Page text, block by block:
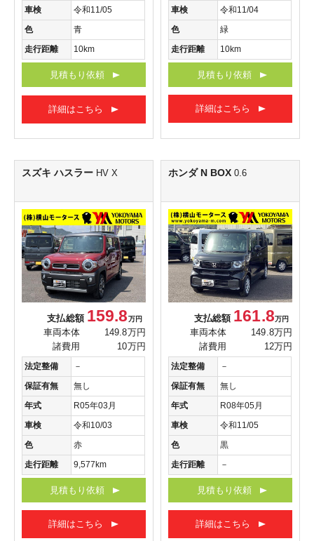
車検
令和11/05
色
青
走行距離
10km
見積もり依頼
詳細はこちら
車検
令和11/04
色
緑
走行距離
10km
見積もり依頼
詳細はこちら
スズキ ハスラー HV X
支払総額 159.8万円
車両本体
149.8万円
諸費用
10万円
法定整備
－
保証有無
無し
年式
R05年03月
車検
令和10/03
色
赤
走行距離
9,577km
見積もり依頼
詳細はこちら
ホンダ N BOX0.6
支払総額 161.8万円
車両本体
149.8万円
諸費用
12万円
法定整備
－
保証有無
無し
年式
R08年05月
車検
令和11/05
色
黒
走行距離
－
見積もり依頼
詳細はこちら